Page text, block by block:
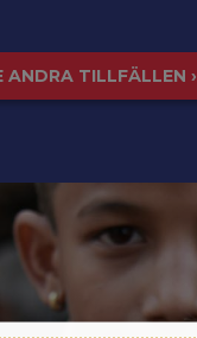
ANDRA TILLFÄLLEN ›